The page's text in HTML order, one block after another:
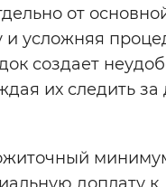
настройки
от
и усложняя
создает
их следить за